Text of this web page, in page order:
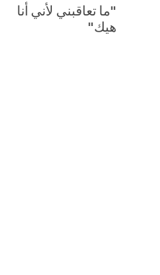
"ما تعاقبني لأني أنا
هيك"